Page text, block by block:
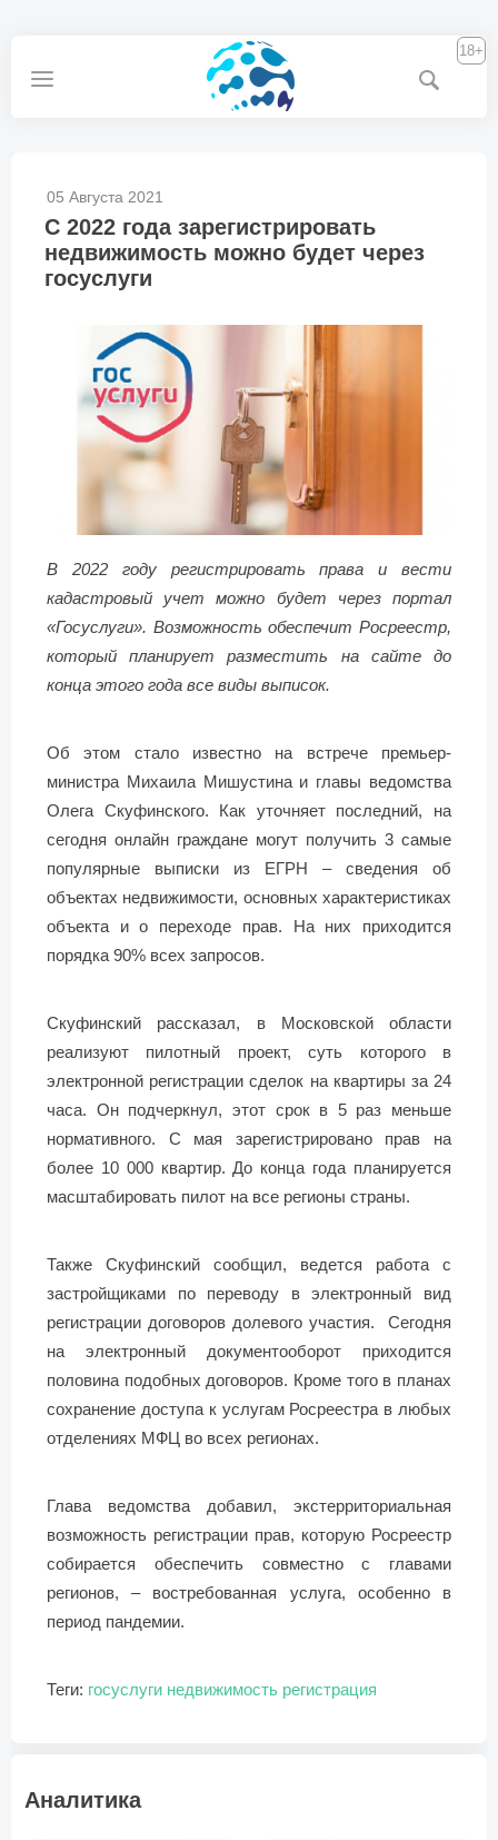
18+
05 Августа 2021
С 2022 года зарегистрировать
недвижимость можно будет через
госуслуги
В 2022 году регистрировать права и вести
кадастровый учет можно будет через портал
«Госуслуги». Возможность обеспечит Росреестр,
который планирует разместить на сайте до
конца этого года все виды выписок.
Об этом стало известно на встрече премьер-
министра Михаила Мишустина и главы ведомства
Олега Скуфинского. Как уточняет последний, на
сегодня онлайн граждане могут получить 3 самые
популярные выписки из ЕГРН – сведения об
объектах недвижимости, основных характеристиках
объекта и о переходе прав. На них приходится
порядка 90% всех запросов.
Скуфинский рассказал, в Московской области
реализуют пилотный проект, суть которого в
электронной регистрации сделок на квартиры за 24
часа. Он подчеркнул, этот срок в 5 раз меньше
нормативного. С мая зарегистрировано прав на
более 10 000 квартир. До конца года планируется
масштабировать пилот на все регионы страны.
Также Скуфинский сообщил, ведется работа с
застройщиками по переводу в электронный вид
регистрации договоров долевого участия. Сегодня
на электронный документооборот приходится
половина подобных договоров. Кроме того в планах
сохранение доступа к услугам Росреестра в любых
отделениях МФЦ во всех регионах.
Глава ведомства добавил, экстерриториальная
возможность регистрации прав, которую Росреестр
собирается обеспечить совместно с главами
регионов, – востребованная услуга, особенно в
период пандемии.
Теги: госуслуги недвижимость регистрация
Аналитика